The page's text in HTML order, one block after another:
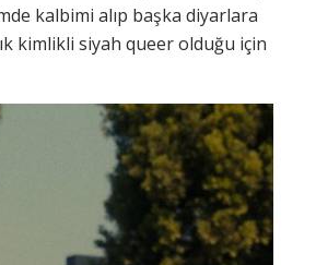
kalbimi alıp başka diyarlara
kimlikli siyah queer olduğu için